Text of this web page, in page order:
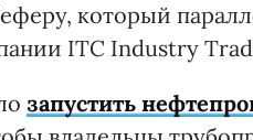
который
ITC Industry
запустить